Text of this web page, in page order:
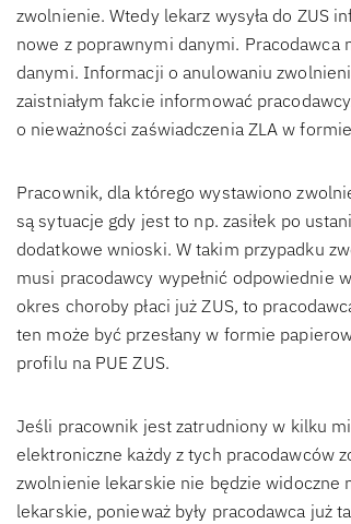
zwolnienie. Wtedy lekarz wysyła do ZUS
nowe z poprawnymi danymi. Pracodawca
danymi. Informacji o anulowaniu
zaistniałym fakcie informować
o nieważności zaświadczenia ZLA w
Pracownik, dla którego wystawiono
są sytuacje gdy jest to np. zasiłek po
dodatkowe wnioski. W takim przypadku
musi pracodawcy wypełnić odpowiednie
okres choroby płaci już ZUS, to
ten może być przesłany w formie
profilu na PUE ZUS.
Jeśli pracownik jest zatrudniony w kilku
elektroniczne każdy z tych pracodawców
zwolnienie lekarskie nie będzie widoczne
lekarskie, ponieważ były pracodawca już